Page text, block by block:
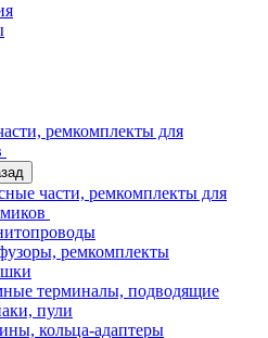
ремкомплекты для
части, ремкомплекты для
ремкомплекты
терминалы, подводящие
пули
кольца-адаптеры